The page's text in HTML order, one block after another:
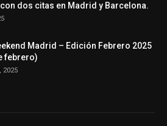
con dos citas en Madrid y Barcelona.
Madrid – Edición Febrero 2025
febrero)
2025